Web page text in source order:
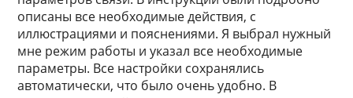
описаны все необходимые действия, с
иллюстрациями и пояснениями. Я выбрал нужный
мне режим работы и указал все необходимые
параметры. Все настройки сохранялись
автоматически, что было очень удобно. В